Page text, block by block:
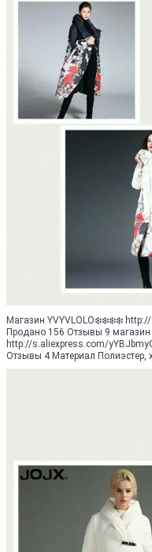
Магазин YVYVLOLO❄️❄️❄️❄️
Продано 156 Отзывы 9
http://s.aliexpress.com/
Отзывы 4 Материал Полиэстер,